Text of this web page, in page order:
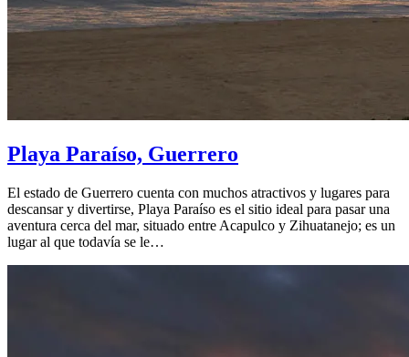
Playa Paraíso, Guerrero
El estado de Guerrero cuenta con muchos atractivos y lugares para
descansar y divertirse, Playa Paraíso es el sitio ideal para pasar una
aventura cerca del mar, situado entre Acapulco y Zihuatanejo; es un
lugar al que todavía se le…